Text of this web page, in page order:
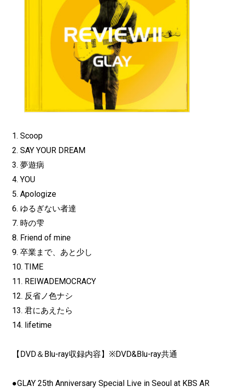
1. Scoop
2. SAY YOUR DREAM
3. 夢遊病
4. YOU
5. Apologize
6. ゆるぎない者達
7. 時の雫
8. Friend of mine
9. 卒業まで、あと少し
10. TIME
11. REIWADEMOCRACY
12. 反省ノ色ナシ
13. 君にあえたら
14. lifetime
【DVD＆Blu-ray収録内容】※DVD&Blu-ray共通
●GLAY 25th Anniversary Special Live in Seoul at KBS AR